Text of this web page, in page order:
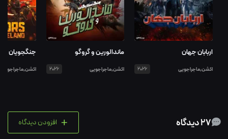
اربابان جهان
اکشن,ماجراجویی 2026
ماندالورین و گروگو
اکشن,ماجراجویی 2026
جنگجویان
اکشن,ماجراجویی
+ افزودن دیدگاه